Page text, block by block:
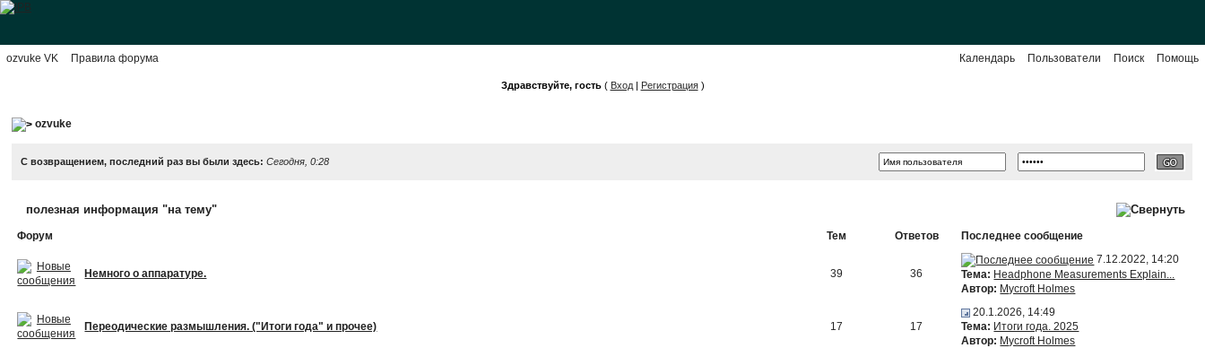
ozvuke VK Правила форума Помощь
Поиск
Пользователи
Календарь
Здравствуйте, гость( Вход| Регистрация)
ozvuke
С возвращением, последний раз вы были здесь:Сегодня, 0:28
полезная информация "на тему"
Форум Тем Ответов Последнее сообщение
Немного о аппаратуре. 39 36
7.12.2022, 14:20
Тема: Headphone Measurements Explain...
Автор: Mycroft Holmes
Переодические размышления. ("Итоги года" и прочее) 17 17
20.1.2026, 14:49
Тема: Итоги года. 2025
Автор: Mycroft Holmes